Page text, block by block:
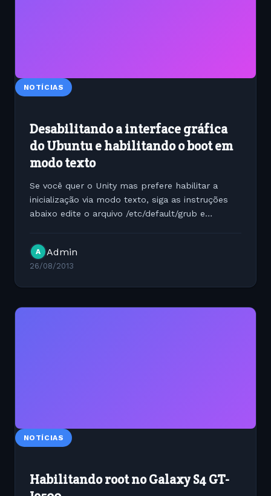
NOTÍCIAS
Desabilitando a interface gráfica
do Ubuntu e habilitando o boot em
modo texto
Se você quer o Unity mas prefere habilitar a
inicialização via modo texto, siga as instruções
abaixo edite o arquivo /etc/default/grub e
splash" adicione o seguinte comando...
A Admin
26/08/2013
NOTÍCIAS
Habilitando root no Galaxy S4 GT-